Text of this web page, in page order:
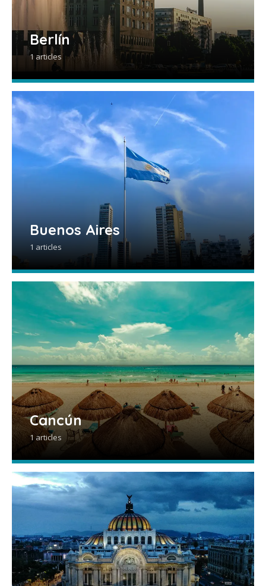
Berlín
1 articles
Buenos Aires
1 articles
Cancún
1 articles